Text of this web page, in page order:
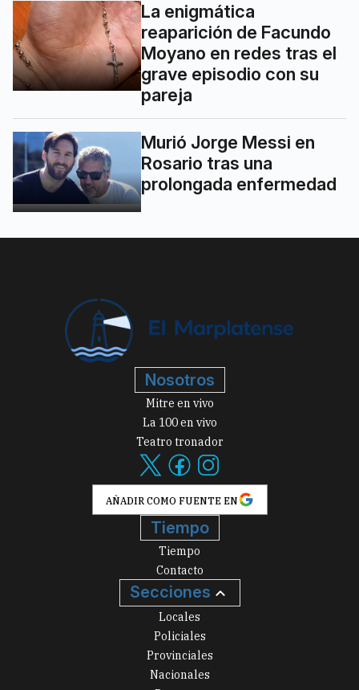
La enigmática
reaparición de Facundo
Moyano en redes tras el
grave episodio con su
pareja
Murió Jorge Messi en
Rosario tras una
prolongada enfermedad
Nosotros
Mitre en vivo
La 100 en vivo
Teatro tronador
AÑADIR COMO FUENTE EN
Tiempo
Tiempo
Contacto
Secciones
Locales
Policiales
Provinciales
Nacionales